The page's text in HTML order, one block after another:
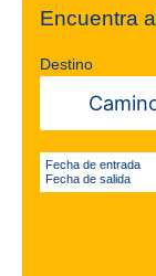
Encuentra
Destino
Fecha de entrada
Fecha de salida